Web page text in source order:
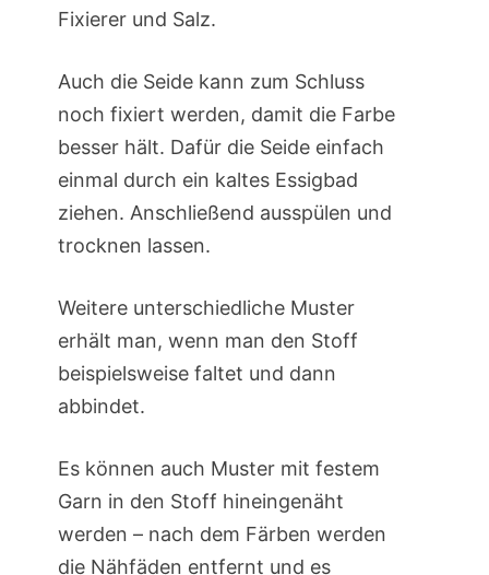
Fixierer und Salz.
Auch die Seide kann zum Schluss
noch fixiert werden, damit die Farbe
besser hält. Dafür die Seide einfach
einmal durch ein kaltes Essigbad
ziehen. Anschließend ausspülen und
trocknen lassen.
Weitere unterschiedliche Muster
erhält man, wenn man den Stoff
beispielsweise faltet und dann
abbindet.
Es können auch Muster mit festem
Garn in den Stoff hineingenäht
werden – nach dem Färben werden
die Nähfäden entfernt und es